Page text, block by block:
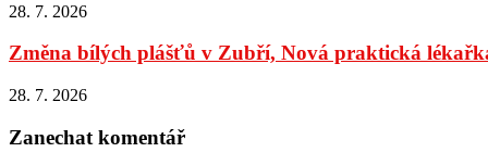
28. 7. 2026
Změna bílých plášťů v Zubří, Nová praktická
28. 7. 2026
Zanechat komentář